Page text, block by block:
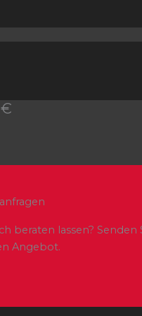
€
lassen?
Angebot.